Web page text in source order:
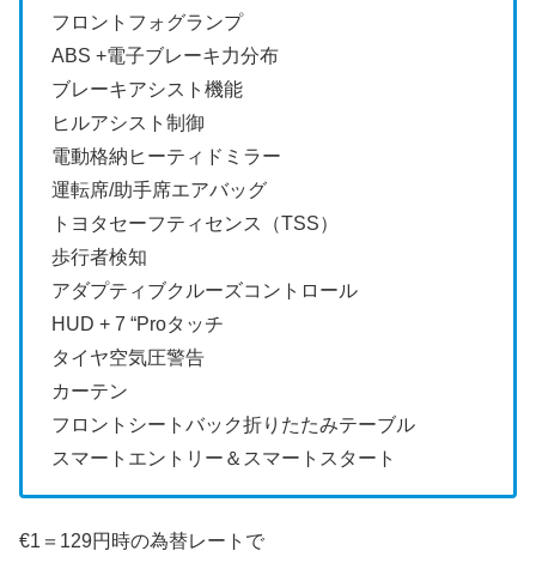
フロントフォグランプ
ABS +電子ブレーキ力分布
ブレーキアシスト機能
ヒルアシスト制御
電動格納ヒーティドミラー
運転席/助手席エアバッグ
トヨタセーフティセンス（TSS）
歩行者検知
アダプティブクルーズコントロール
HUD + 7 “Proタッチ
タイヤ空気圧警告
カーテン
フロントシートバック折りたたみテーブル
スマートエントリー＆スマートスタート
€1＝129円時の為替レートで